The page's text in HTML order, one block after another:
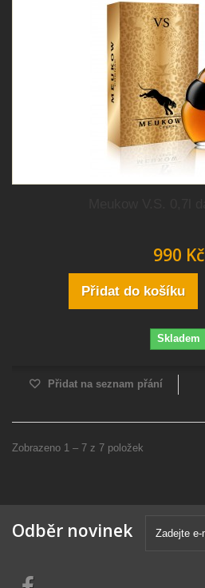
990 Kč
Přidat do košíku
Skladem
Přidat na seznam přání
Zobrazeno 1 – 7 z 7 položek
Odběr novinek